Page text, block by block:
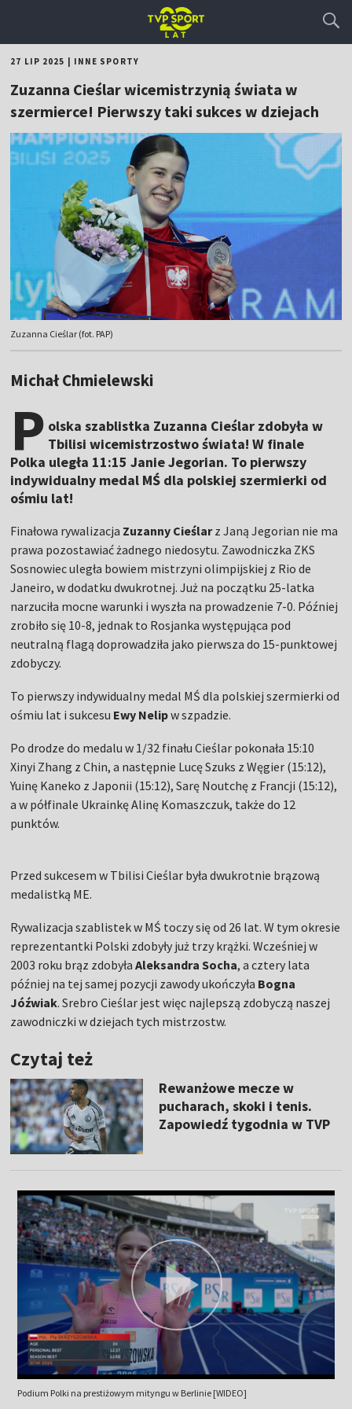
27 LIP 2025 INNE SPORTY
Zuzanna Cieślar wicemistrzynią świata w
szermierce! Pierwszy taki sukces w dziejach
Zuzanna Cieślar (fot. PAP)
Michał Chmielewski
P olska szablistka Zuzanna Cieślar zdobyła w
Tbilisi wicemistrzostwo świata! W finale
Polka uległa 11:15 Janie Jegorian. To pierwszy
indywidualny medal MŚ dla polskiej szermierki od
ośmiu lat!
Finałowa rywalizacja Zuzanny Cieślarz Janą Jegorian nie ma
prawa pozostawiać żadnego niedosytu. Zawodniczka ZKS
Sosnowiec uległa bowiem mistrzyni olimpijskiej z Rio de
Janeiro, w dodatku dwukrotnej. Już na początku 25-latka
narzuciła mocne warunki i wyszła na prowadzenie 7-0. Później
zrobiło się 10-8, jednak to Rosjanka występująca pod
neutralną flagą doprowadziła jako pierwsza do 15-punktowej
zdobyczy.
To pierwszy indywidualny medal MŚ dla polskiej szermierki od
ośmiu lat i sukcesu Ewy Nelipw szpadzie.
Po drodze do medalu w 1/32 finału Cieślar pokonała 15:10
Xinyi Zhang z Chin, a następnie Lucę Szuks z Węgier (15:12),
Yuinę Kaneko z Japonii (15:12), Sarę Noutchę z Francji (15:12),
a w półfinale Ukrainkę Alinę Komaszczuk, także do 12
punktów.
Przed sukcesem w Tbilisi Cieślar była dwukrotnie brązową
medalistką ME.
Rywalizacja szablistek w MŚ toczy się od 26 lat. W tym okresie
reprezentantki Polski zdobyły już trzy krążki. Wcześniej w
2003 roku brąz zdobyłaAleksandra Socha, a cztery lata
później na tej samej pozycji zawody ukończyła Bogna
Jóźwiak. Srebro Cieślar jest więc najlepszą zdobyczą naszej
zawodniczki w dziejach tych mistrzostw.
Czytaj też
Rewanżowe mecze w
pucharach, skoki i tenis.
Zapowiedź tygodnia w TVP
Podium Polki na prestiżowym mityngu w Berlinie [WIDEO]